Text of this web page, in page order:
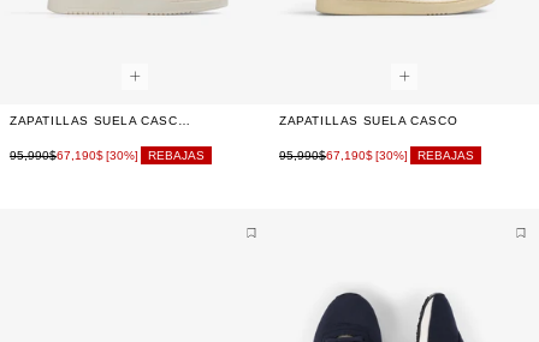
95,990$67,190$[30%] REBAJAS
ZAPATILLAS SUELA CASCO
95,990$67,190$[30%] REBAJAS